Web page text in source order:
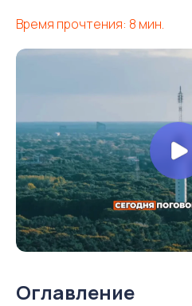
Время прочтения: 8 мин.
Оглавление